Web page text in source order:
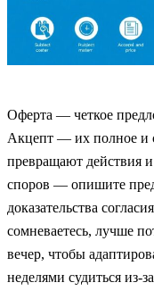
Оферта — четкое
Акцепт — их полное и
превращают действия
споров — опишите
доказательства
сомневаетесь, лучше
вечер, чтобы
неделями судиться